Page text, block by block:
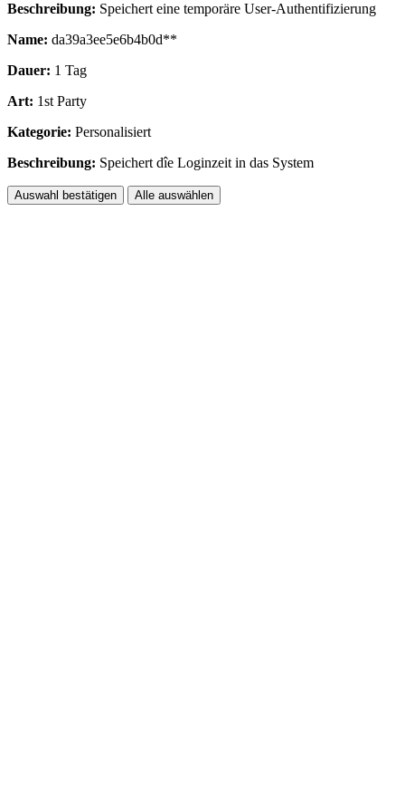
Beschreibung: Speichert eine temporäre User-Authentifizierung
Name: da39a3ee5e6b4b0d**
Dauer: 1 Tag
Art: 1st Party
Kategorie: Personalisiert
Beschreibung: Speichert dîe Loginzeit in das System
Auswahl bestätigen Alle auswählen